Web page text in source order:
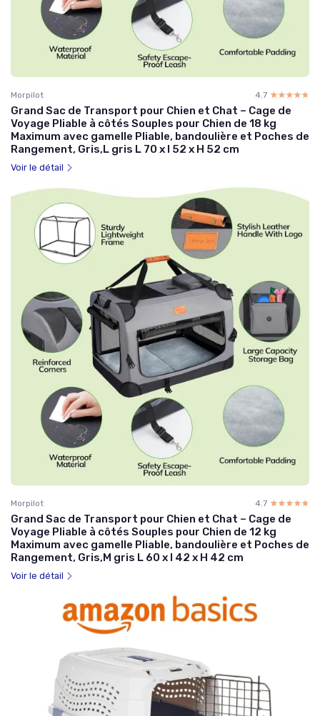
Morpilot 4.7 ☆☆☆☆☆
★★★★★
Grand Sac de Transport pour Chien et Chat – Cage de
Voyage Pliable à côtés Souples pour Chien de 18 kg
Maximum avec gamelle Pliable, bandoulière et Poches de
Rangement, Gris,L gris L 70 x l 52 x H 52 cm
Voir le détail
Morpilot 4.7 ☆☆☆☆☆
★★★★★
Grand Sac de Transport pour Chien et Chat – Cage de
Voyage Pliable à côtés Souples pour Chien de 12 kg
Maximum avec gamelle Pliable, bandoulière et Poches de
Rangement, Gris,M gris L 60 x l 42 x H 42 cm
Voir le détail